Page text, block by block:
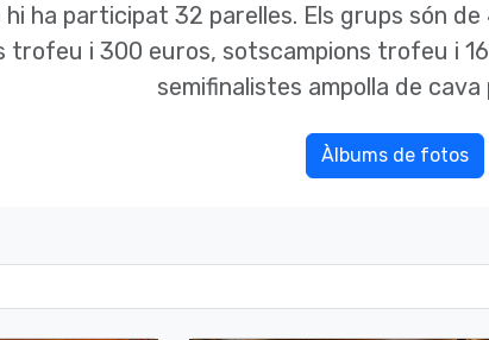
ha participat 32 parelles. Els grups són
trofeu i 300 euros, sotscampions trofeu i
semifinalistes ampolla de
Àlbums de fotos